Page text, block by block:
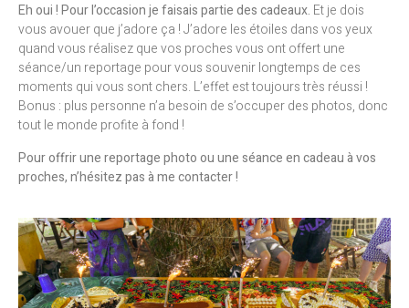
Eh oui ! Pour l’occasion je faisais partie des cadeaux. Et je dois
vous avouer que j’adore ça ! J’adore les étoiles dans vos yeux
quand vous réalisez que vos proches vous ont offert une
séance/un reportage pour vous souvenir longtemps de ces
moments qui vous sont chers. L’effet est toujours très réussi !
Bonus : plus personne n’a besoin de s’occuper des photos, donc
tout le monde profite à fond !
Pour offrir une reportage photo ou une séance en cadeau à vos
proches, n’hésitez pas à me contacter !